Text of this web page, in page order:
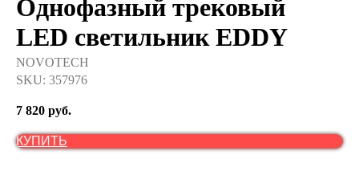
Однофазный трековый
LED светильник EDDY
NOVOTECH
SKU: 357976
7 820 руб.
КУПИТЬ